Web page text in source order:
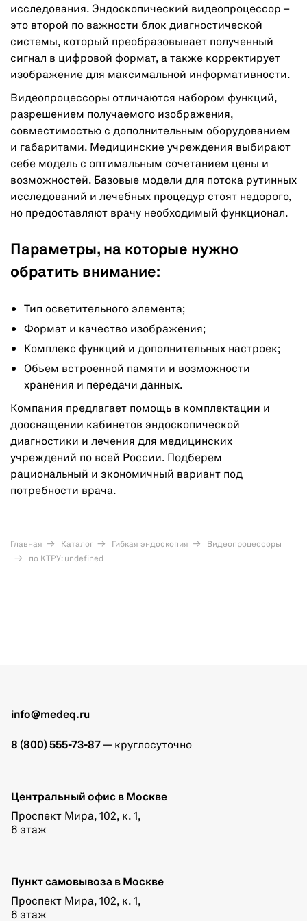
исследования. Эндоскопический видеопроцессор –
это второй по важности блок диагностической
системы, который преобразовывает полученный
сигнал в цифровой формат, а также корректирует
изображение для максимальной информативности.
Видеопроцессоры отличаются набором функций,
разрешением получаемого изображения,
совместимостью с дополнительным оборудованием
и габаритами. Медицинские учреждения выбирают
себе модель с оптимальным сочетанием цены и
возможностей. Базовые модели для потока рутинных
исследований и лечебных процедур стоят недорого,
но предоставляют врачу необходимый функционал.
Параметры, на которые нужно
обратить внимание:
Тип осветительного элемента;
Формат и качество изображения;
Комплекс функций и дополнительных настроек;
Объем встроенной памяти и возможности
хранения и передачи данных.
Компания предлагает помощь в комплектации и
дооснащении кабинетов эндоскопической
диагностики и лечения для медицинских
учреждений по всей России. Подберем
рациональный и экономичный вариант под
потребности врача.
Главная Каталог Гибкая эндоскопия
Видеопроцессоры
по КТРУ: undefined
info@medeq.ru
8 (800) 555-73-87 — круглосуточно
Центральный офис в Москве
Проспект Мира, 102, к. 1,
6 этаж
Пункт самовывоза в Москве
Проспект Мира, 102, к. 1,
6 этаж